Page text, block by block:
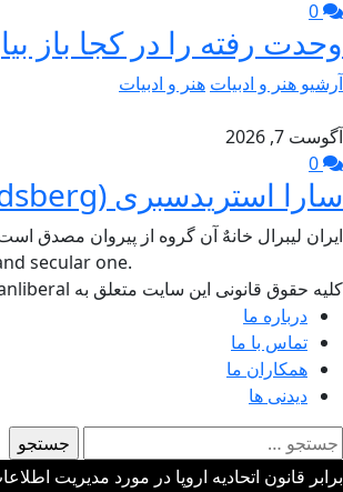
وحدت رفته را در کجا باز
آرشیو هنر و ادبیات هنر و ادبیات
آگوست 7, 2026
سارا استریدسبری (Sara Stridsberg)- طاهر جام برسنگ
ایران لیبرال خانهٌ آن گروه از پیروان مصدق
secular one.
کلیه حقوق قانونی این سایت متعلق به Iranliberal است. استفاده از مطالب سایت با ذکر منبع آزاد است.
درباره ما
تماس با ما
همکاران ما
دیدنی ها
جستجو
برای:
برابر قانون اتحادیه اروپا در مورد